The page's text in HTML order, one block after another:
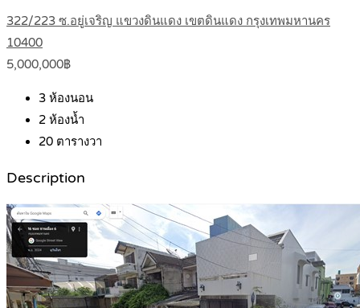
322/223 ซ.อยู่เจริญ แขวงดินแดง เขตดินแดง กรุงเทพมหานคร
10400
5,000,000฿
3 ห้องนอน
2 ห้องน้ำ
20 ตารางวา
Description